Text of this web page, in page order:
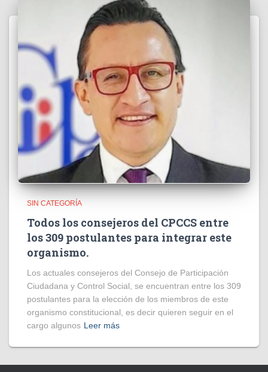
SIN CATEGORÍA
Todos los consejeros del CPCCS entre
los 309 postulantes para integrar este
organismo.
Los actuales consejeros del Consejo de Participación
Ciudadana y Control Social, se encuentran entre los 309
postulantes para la elección de los miembros de este
organismo constitucional, es decir quieren seguir en el
cargo algunos Leer más